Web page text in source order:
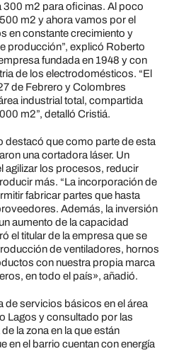
m2 para oficinas. Al poco
m2 y ahora vamos por el
en constante crecimiento y
producción”, explicó Roberto
fundada en 1948 y con
de los electrodomésticos. “El
de Febrero y Colombres
industrial total, compartida
m2”, detalló Cristiá.
destacó que como parte de esta
una cortadora láser. Un
agilizar los procesos, reducir
más. “La incorporación de
fabricar partes que hasta
Además, la inversión
aumento de la capacidad
el titular de la empresa que se
de ventiladores, hornos
con nuestra propia marca
en todo el país», añadió.
de servicios básicos en el área
Lagos y consultado por las
la zona en la que están
en el barrio cuentan con energía